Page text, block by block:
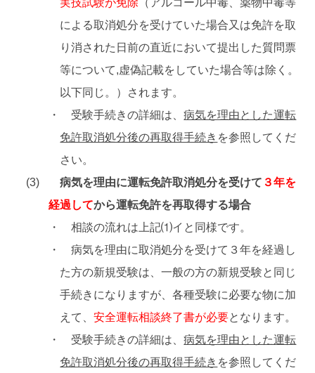
実技試験が免除 （アルコール中毒、薬物中毒等
による取消処分を受けていた場合又は免許を取
り消された日前の直近において提出した質問票
等について,虚偽記載をしていた場合等は除く。
以下同じ。）されます。
・ 受験手続きの詳細は、病気を理由とした運転
免許取消処分後の再取得手続き を参照してくだ
さい。
病気を理由に運転免許取消処分を受けて ３年を
経過してから運転免許を再取得する場合
・ 相談の流れは上記⑴イと同様です。
・ 病気を理由に取消処分を受けて３年を経過し
た方の新規受験は、一般の方の新規受験と同じ
手続きになりますが、各種受験に必要な物に加
えて、安全運転相談終了書が必要となります。
・ 受験手続きの詳細は、病気を理由とした運転
免許取消処分後の再取得手続き を参照してくだ